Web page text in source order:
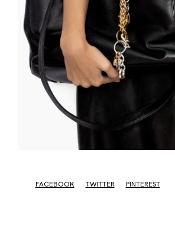
FACEBOOK TWITTER PINTEREST